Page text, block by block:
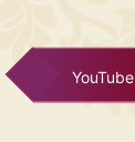
YouTube